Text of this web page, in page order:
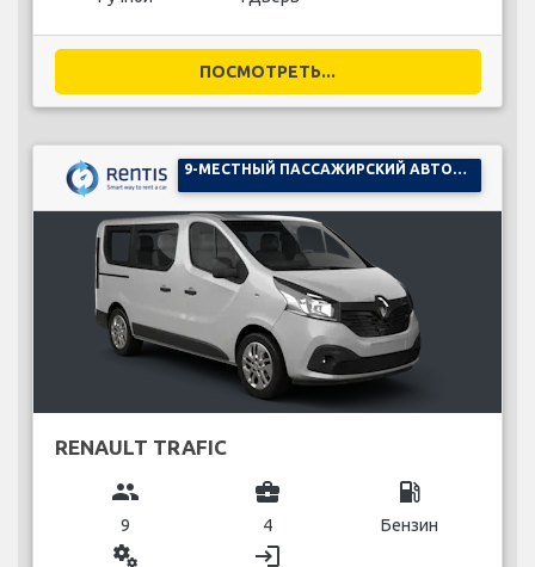
ПОСМОТРЕТЬ...
RENAULT TRAFIC
group
9
business_center
4
local_gas_station
Бензин
miscellaneous_services login